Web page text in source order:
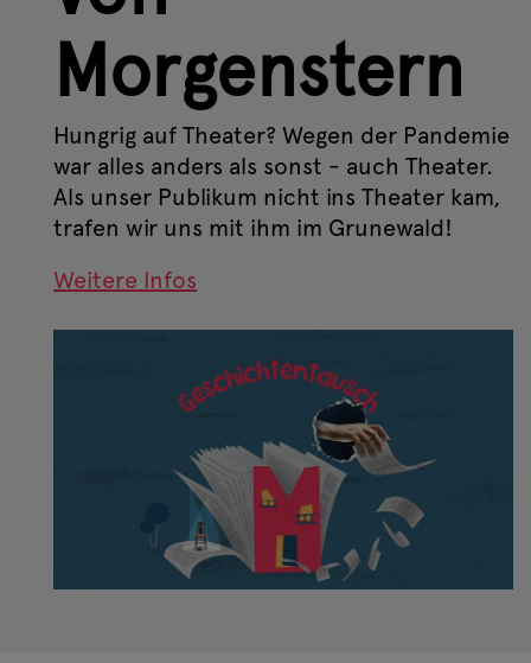
Morgenstern
Hungrig auf Theater? Wegen der Pandemie
war alles anders als sonst - auch Theater.
Als unser Publikum nicht ins Theater kam,
trafen wir uns mit ihm im Grunewald!
Weitere Infos